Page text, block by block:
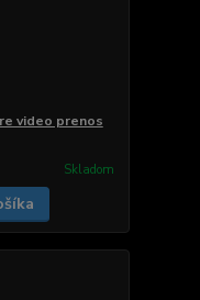
video prenos
Skladom